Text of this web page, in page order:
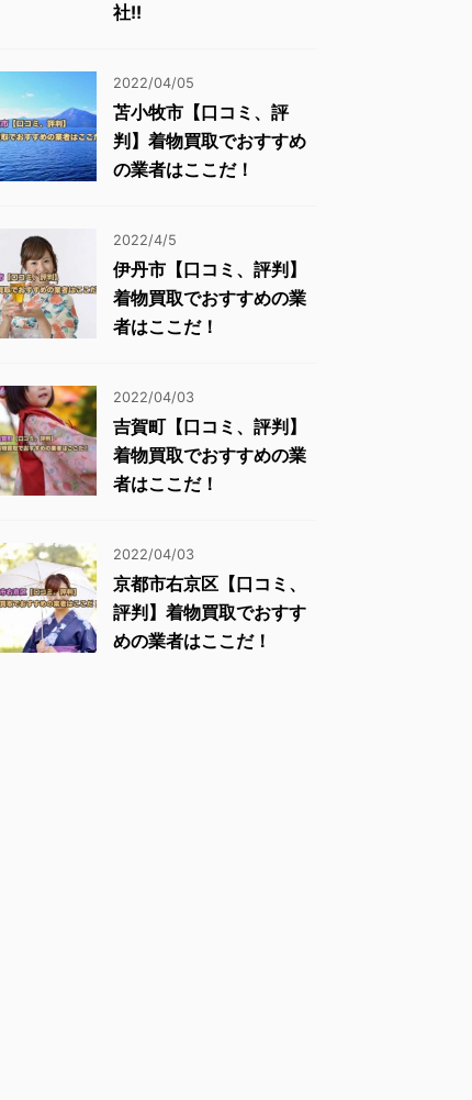
社!!
2022/04/05
苫小牧市【口コミ、評
判】着物買取でおすすめ
の業者はここだ！
2022/4/5
伊丹市【口コミ、評判】
着物買取でおすすめの業
者はここだ！
2022/04/03
吉賀町【口コミ、評判】
着物買取でおすすめの業
者はここだ！
2022/04/03
京都市右京区【口コミ、
評判】着物買取でおすす
めの業者はここだ！